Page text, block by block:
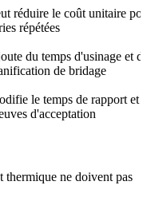
réduire le coût unitaire
répétées
du temps d'usinage et
de bridage
le temps de rapport et
d'acceptation
thermique ne doivent pas